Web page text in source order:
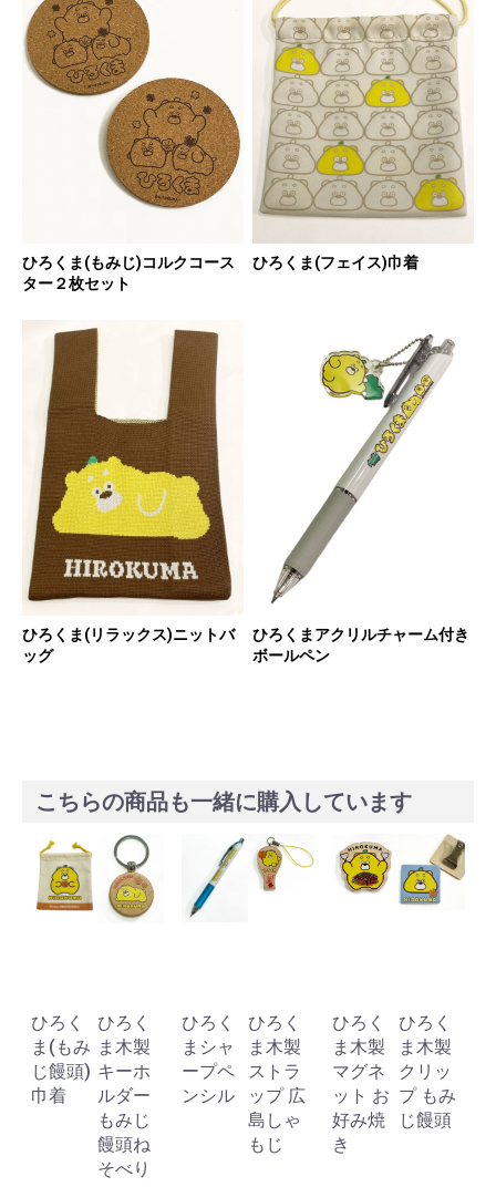
ひろくま(もみじ)コルクコース
ター２枚セット
ひろくま(フェイス)巾着
ひろくま(リラックス)ニットバ
ッグ
ひろくまアクリルチャーム付き
ボールペン
こちらの商品も一緒に購入しています
ひろく
ま(もみ
じ饅頭)
巾着
ひろく
ま木製
キーホ
ルダー
もみじ
饅頭ね
そべり
ひろく
まシャ
ープペ
ンシル
ひろく
ま木製
ストラ
ップ 広
島しゃ
もじ
ひろく
ま木製
マグネ
ット お
好み焼
き
ひろく
ま木製
クリッ
プ もみ
じ饅頭